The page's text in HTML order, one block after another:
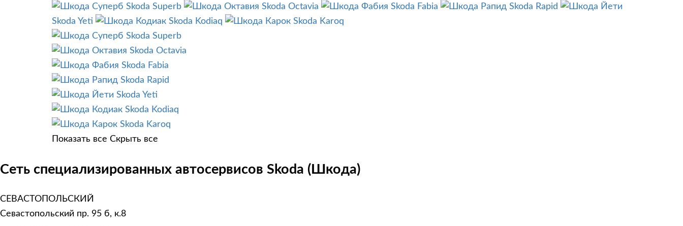
Skoda Superb Skoda Octavia Skoda Fabia
Skoda Rapid
Skoda Yeti
Skoda Kodiaq
Skoda Karoq
Skoda Superb
Skoda Octavia
Skoda Fabia
Skoda Rapid
Skoda Yeti
Skoda Kodiaq
Skoda Karoq
Показать все Скрыть все
Сеть специализированных автосервисов Skoda (Шкода)
СЕВАСТОПОЛЬСКИЙ
Севастопольский пр. 95 б, к.8